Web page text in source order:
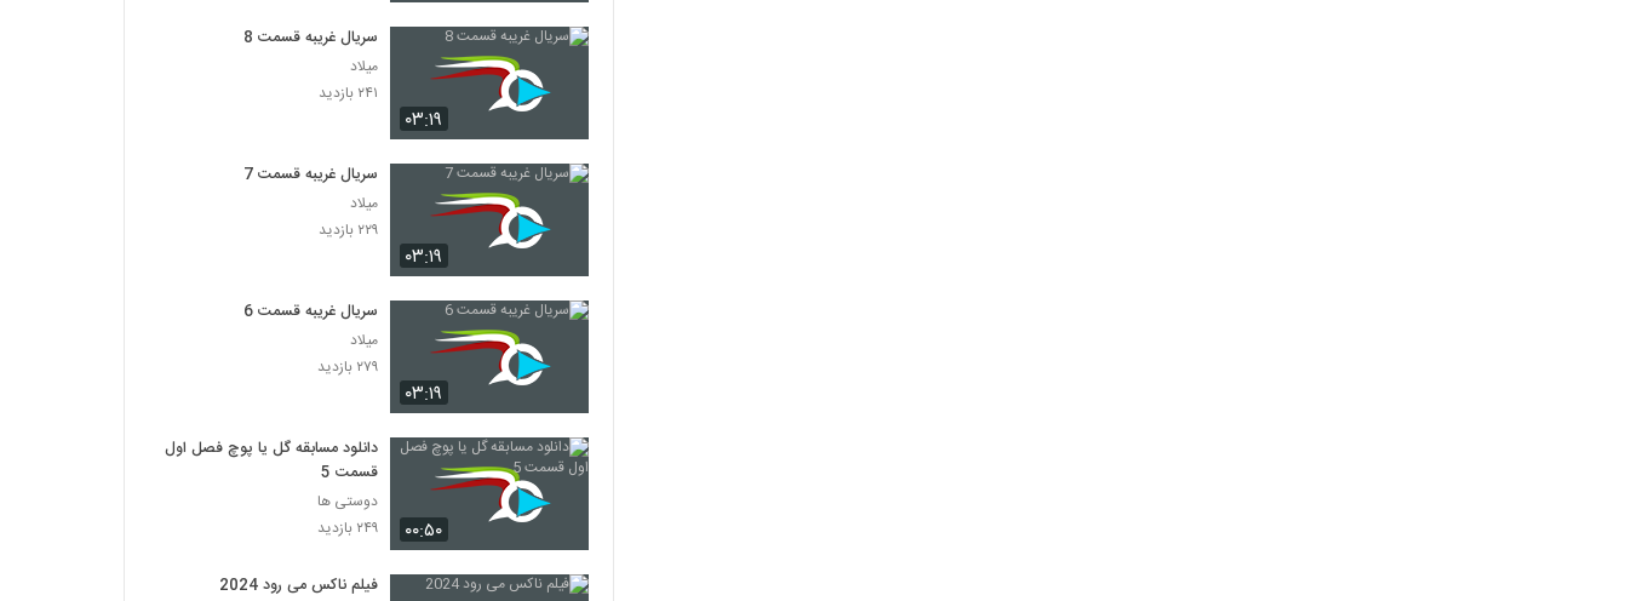
۰۳:۱۹
سریال غریبه قسمت 8
میلاد
۲۴۱ بازدید
۰۳:۱۹
سریال غریبه قسمت 7
میلاد
۲۲۹ بازدید
۰۳:۱۹
سریال غریبه قسمت 6
میلاد
۲۷۹ بازدید
۰۰:۵۰
دانلود مسابقه گل یا پوچ فصل اول
قسمت 5
دوستی ها
۲۴۹ بازدید
فیلم ناکس می رود 2024